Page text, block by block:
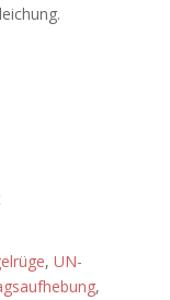
, UN-
,